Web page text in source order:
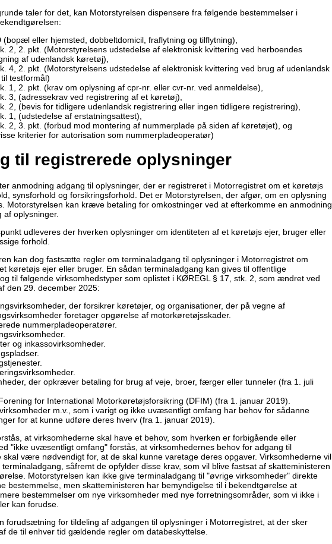
taler for det, kan Motorstyrelsen dispensere fra følgende bestemmelser i
(bopæl eller hjemsted, dobbeltdomicil, fraflytning og tilflytning),
2, 2. pkt. (Motorstyrelsens udstedelse af elektronisk kvittering ved herboendes
af udenlandsk køretøj),
4, 2. pkt. (Motorstyrelsens udstedelse af elektronisk kvittering ved brug af udenlandsk
testformål)
1, 2. pkt. (krav om oplysning af cpr-nr. eller cvr-nr. ved anmeldelse),
3, (adressekrav ved registrering af et køretøj),
2, (bevis for tidligere udenlandsk registrering eller ingen tidligere registrering),
1, (udstedelse af erstatningsattest),
2, 3. pkt. (forbud mod montering af nummerplade på siden af køretøjet), og
kriterier for autorisation som nummerpladeoperatør)
til registrerede oplysninger
anmodning adgang til oplysninger, der er registreret i Motorregistret om et køretøjs
synsforhold og forsikringsforhold. Det er Motorstyrelsen, der afgør, om en oplysning
Motorstyrelsen kan kræve betaling for omkostninger ved at efterkomme en anmodning
af oplysninger.
udleveres der hverken oplysninger om identiteten af et køretøjs ejer, bruger eller
forhold.
kan dog fastsætte regler om terminaladgang til oplysninger i Motorregistret om
køretøjs ejer eller bruger. En sådan terminaladgang kan gives til offentlige
til følgende virksomhedstyper som oplistet i KØREGL § 17, stk. 2, som ændret ved
den 29. december 2025:
der forsikrer køretøjer, og organisationer, der på vegne af
foretager opgørelse af motorkøretøjsskader.
nummerpladeoperatører.
og inkassovirksomheder.
der opkræver betaling for brug af veje, broer, færger eller tunneler (fra 1. juli
for International Motorkøretøjsforsikring (DFIM) (fra 1. januar 2019).
m.v., som i varigt og ikke uvæsentligt omfang har behov for sådanne
for at kunne udføre deres hverv (fra 1. januar 2019).
at virksomhederne skal have et behov, som hverken er forbigående eller
"ikke uvæsentligt omfang" forstås, at virksomhedernes behov for adgang til
skal være nødvendigt for, at de skal kunne varetage deres opgaver. Virksomhederne vil
terminaladgang, såfremt de opfylder disse krav, som vil blive fastsat af skatteministeren
Motorstyrelsen kan ikke give terminaladgang til "øvrige virksomheder" direkte
bestemmelse, men skatteministeren har bemyndigelse til i bekendtgørelse at
bestemmelser om nye virksomheder med nye forretningsområder, som vi ikke i
kan forudse.
forudsætning for tildeling af adgangen til oplysninger i Motorregistret, at der sker
de til enhver tid gældende regler om databeskyttelse.